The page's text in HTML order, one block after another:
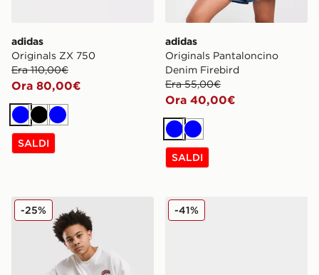
adidas
Originals ZX 750
Era 110,00€
Ora 80,00€
BluNero
Blu
SALDI
adidas
Originals Pantaloncino
Denim Firebird
Era 55,00€
Ora 40,00€
BluBlu
SALDI
adidas Originals Jorts in Denim Junior
-25% adidas Originals Handball
-41%